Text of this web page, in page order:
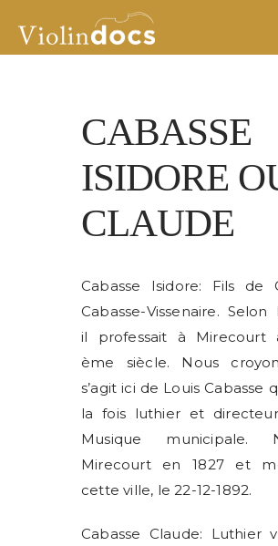
CABASSE
ISIDORE
CLAUDE
Cabasse Isidore: Fils de
Cabasse-Vissenaire. Selon
il professait à Mirecourt
ème siècle. Nous
s’agit ici de Louis Cabasse
la fois luthier et
Musique
Mirecourt en 1827 et
cette ville, le 22-12-1892.
Cabasse Claude: Luthier